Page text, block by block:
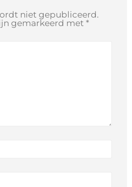
niet gepubliceerd.
gemarkeerd met *